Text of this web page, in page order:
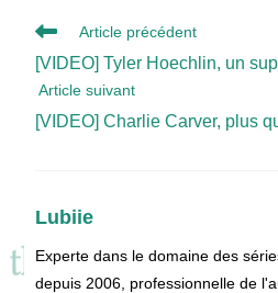
Read
articles
Article précédent
[VIDEO] Tyler Hoechlin, un
Article suivant
[VIDEO] Charlie Carver, plus
Lubiie
Experte dans le domaine des
depuis 2006, professionnelle de